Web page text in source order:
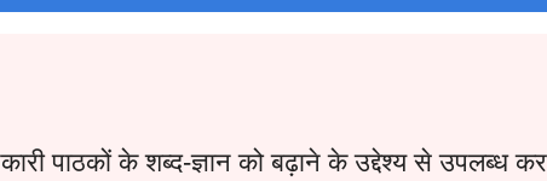
पाठकों के शब्द-ज्ञान को बढ़ाने के उद्देश्य से उपलब्ध